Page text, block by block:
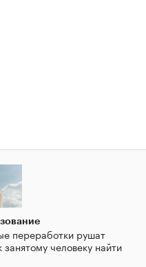
переработки рушат
занятому человеку найти